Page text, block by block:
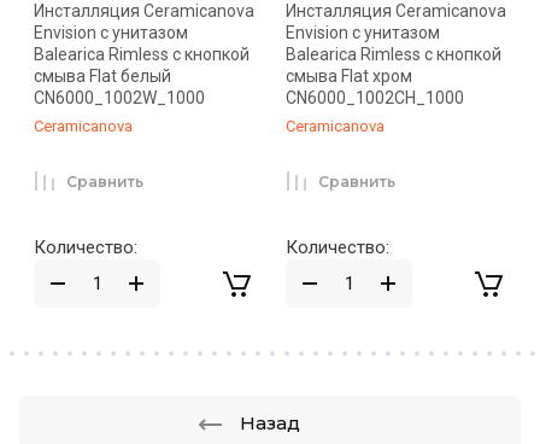
Инсталляция Ceramicanova
Envision с унитазом
Balearica Rimless с кнопкой
смыва Flat белый
CN6000_1002W_1000
Ceramicanova
Количество:
Сравнить
Инсталляция Ceramicanova
Envision с унитазом
Balearica Rimless с кнопкой
смыва Flat хром
CN6000_1002CH_1000
Ceramicanova
Количество:
Сравнить
Назад